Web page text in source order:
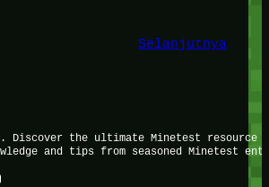
Selanjutnya
Discover the ultimate Minetest
and tips from seasoned Minetest